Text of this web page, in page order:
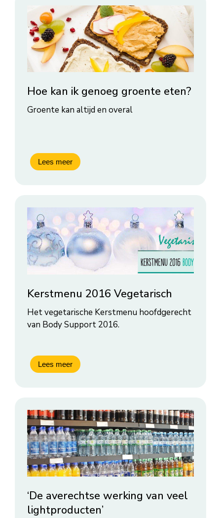
Hoe kan ik genoeg groente eten?
Groente kan altijd en overal
Kerstmenu 2016 Vegetarisch
Het vegetarische Kerstmenu hoofdgerecht
van Body Support 2016.
‘De averechtse werking van veel
lightproducten’